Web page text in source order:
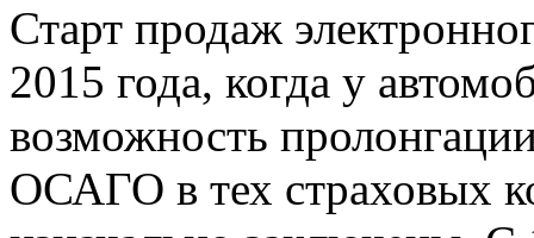
Старт продаж
2015 года, когда у
возможность
ОСАГО в тех страховых